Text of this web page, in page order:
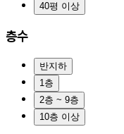
40평 이상
층수
반지하
1층
2층 ~ 9층
10층 이상